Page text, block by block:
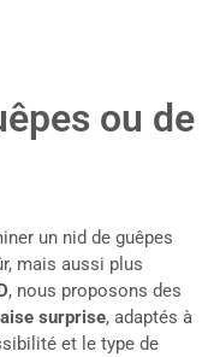
ou de
un nid de guêpes
mais aussi plus
, nous proposons des
surprise, adaptés à
et le type de